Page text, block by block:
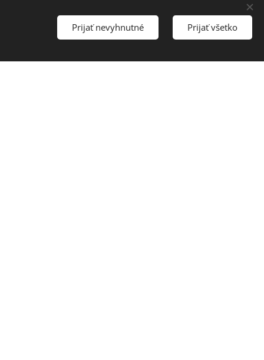
svítidel v prostoru
projekt objektu v DWG
Prijať nevyhnutné Prijať všetko